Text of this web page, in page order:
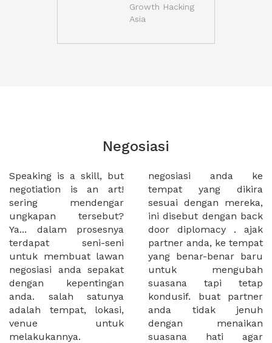
Growth Hacking
Asia
Negosiasi
Speaking is a skill, but
negotiation is an art!
sering mendengar
ungkapan tersebut?
Ya... dalam prosesnya
terdapat seni-seni
untuk membuat lawan
negosiasi anda sepakat
dengan kepentingan
anda. salah satunya
adalah tempat, lokasi,
venue untuk
melakukannya.
negosiasi anda ke
tempat yang dikira
sesuai dengan mereka,
ini disebut dengan back
door diplomacy . ajak
partner anda, ke tempat
yang benar-benar baru
untuk mengubah
suasana tapi tetap
kondusif. buat partner
anda tidak jenuh
dengan menaikan
suasana hati agar